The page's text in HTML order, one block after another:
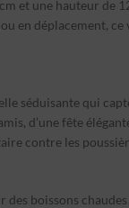
et une hauteur de
en déplacement, ce
séduisante qui
d’une fête
contre les
boissons